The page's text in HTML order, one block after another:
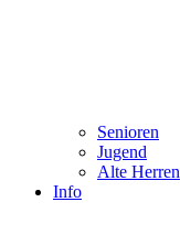
Senioren
Jugend
Alte Herren
Info